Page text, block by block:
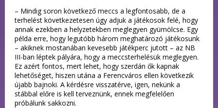
– Mindig soron következő meccs a legfontosabb, de a
terhelést következetesen úgy adjuk a játékosok felé, hogy
annak ezekben a helyzetekben meglegyen gyümölcse. Egy
példa erre, hogy legutóbb három meghatározó játékosunk
– akiknek mostanában kevesebb játékperc jutott – az NB
III-ban léptek pályára, hogy a meccsterhelésük meglegyen.
Ez azért fontos, mert lehet, hogy szerdán ők kapnak
lehetőséget, hiszen utána a Ferencváros ellen következik
újabb bajnoki. A kérdésre visszatérve, igen, nekünk a
stábbal előre is kell terveznünk, ennek megfelelően
próbálunk sakkozni.